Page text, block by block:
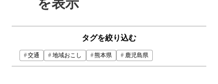
を表示
タグを絞り込む
交通 地域おこし 熊本県 鹿児島県